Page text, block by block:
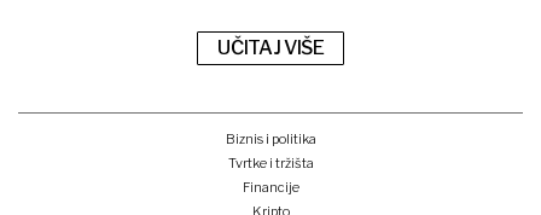
UČITAJ VIŠE
Biznis i politika
Tvrtke i tržišta
Financije